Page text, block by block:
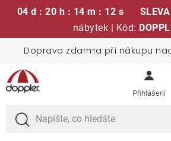
04 d : 20 h : 14 m : 11 s
nábytek | Kód:
obsah
Doprava zdarma při nákupu
Sedací soupravy
Slunečníky
Křesla a židle